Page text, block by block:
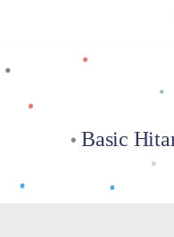
Basic